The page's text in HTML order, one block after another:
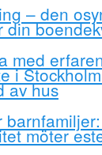
– den
din
med
i
av hus
möter